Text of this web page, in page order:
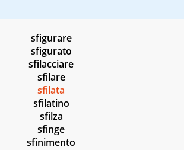
sfigurare
sfigurato
sfilacciare
sfilare
sfilata
sfilatino
sfilza
sfinge
sfinimento